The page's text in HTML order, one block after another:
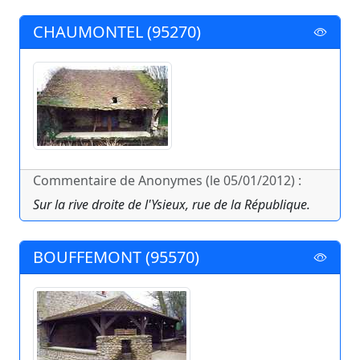
CHAUMONTEL (95270)
Commentaire de Anonymes (le 05/01/2012) :
Sur la rive droite de l'Ysieux, rue de la République.
BOUFFEMONT (95570)